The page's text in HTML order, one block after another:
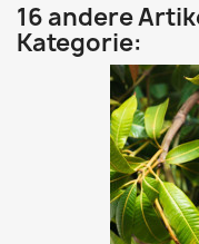
16 andere
Kategorie: